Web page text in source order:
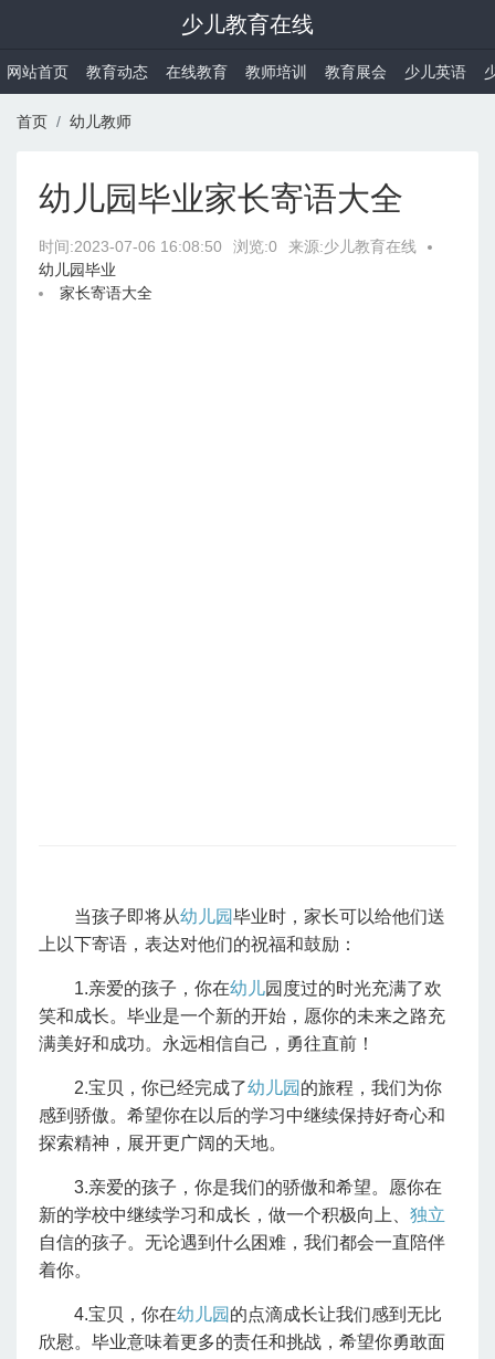
少儿教育在线
网站首页 教育动态 在线教育 教师培训 教育展会 少儿英语
首页 幼儿教师
幼儿园毕业家长寄语大全
时间:2023-07-06 16:08:50 浏览:0
来源:少儿教育在线
幼儿园毕业
家长寄语大全
当孩子即将从幼儿园毕业时，家长可以给他们送
上以下寄语，表达对他们的祝福和鼓励：
1.亲爱的孩子，你在幼儿园度过的时光充满了欢
笑和成长。毕业是一个新的开始，愿你的未来之路充
满美好和成功。永远相信自己，勇往直前！
2.宝贝，你已经完成了幼儿园 的旅程，我们为你
感到骄傲。希望你在以后的学习中继续保持好奇心和
探索精神，展开更广阔的天地。
3.亲爱的孩子，你是我们的骄傲和希望。愿你在
新的学校中继续学习和成长，做一个积极向上、 独立
自信的孩子。无论遇到什么困难，我们都会一直陪伴
着你。
4.宝贝，你在幼儿园 的点滴成长让我们感到无比
欣慰。毕业意味着更多的责任和挑战，希望你勇敢面